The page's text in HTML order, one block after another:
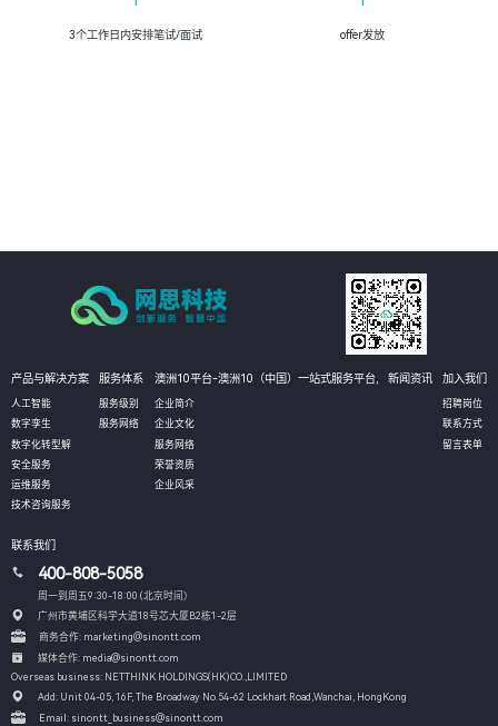
3个工作日内安排笔试/面试 offer发放
产品与解决方案
人工智能
数字孪生
数字化转型解
安全服务
运维服务
技术咨询服务
服务体系
服务级别
服务网络
澳洲10平台-澳洲10（中国）一站式服务平台,
企业简介
企业文化
服务网络
荣誉资质
企业风采
新闻资讯 加入我们
招聘岗位
联系方式
留言表单
联系我们
400-808-5058
周一到周五9:30-18:00 (北京时间）
广州市黄埔区科学大道18号芯大厦B2栋1-2层
商务合作: marketing@sinontt.com
媒体合作: media@sinontt.com
Overseas business: NETTHINK HOLDINGS(HK)CO.,LIMITED
Add: Unit 04-05, 16F, The Broadway No.54-62 Lockhart Road, Wanchai, HongKong
Email: sinontt_business@sinontt.com